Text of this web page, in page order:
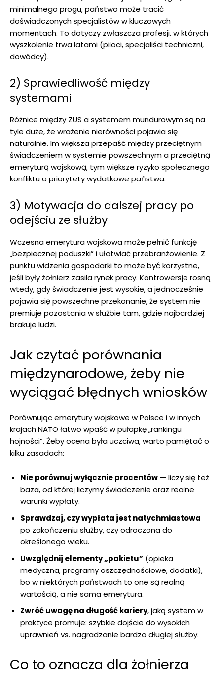
minimalnego progu, państwo może tracić
doświadczonych specjalistów w kluczowych
momentach. To dotyczy zwłaszcza profesji, w których
wyszkolenie trwa latami (piloci, specjaliści techniczni,
dowódcy).
2) Sprawiedliwość między
systemami
Różnice między ZUS a systemem mundurowym są na
tyle duże, że wrażenie nierówności pojawia się
naturalnie. Im większa przepaść między przeciętnym
świadczeniem w systemie powszechnym a przeciętną
emeryturą wojskową, tym większe ryzyko społecznego
konfliktu o priorytety wydatkowe państwa.
3) Motywacja do dalszej pracy po
odejściu ze służby
Wczesna emerytura wojskowa może pełnić funkcję
„bezpiecznej poduszki” i ułatwiać przebranżowienie. Z
punktu widzenia gospodarki to może być korzystne,
jeśli były żołnierz zasila rynek pracy. Kontrowersje rosną
wtedy, gdy świadczenie jest wysokie, a jednocześnie
pojawia się powszechne przekonanie, że system nie
premiuje pozostania w służbie tam, gdzie najbardziej
brakuje ludzi.
Jak czytać porównania
międzynarodowe, żeby nie
wyciągać błędnych wniosków
Porównując emerytury wojskowe w Polsce i w innych
krajach NATO łatwo wpaść w pułapkę „rankingu
hojności”. Żeby ocena była uczciwa, warto pamiętać o
kilku zasadach:
Nie porównuj wyłącznie procentów — liczy się też
baza, od której liczymy świadczenie oraz realne
warunki wypłaty.
Sprawdzaj, czy wypłata jest natychmiastowa
po zakończeniu służby, czy odroczona do
określonego wieku.
Uwzględnij elementy „pakietu” (opieka
medyczna, programy oszczędnościowe, dodatki),
bo w niektórych państwach to one są realną
wartością, a nie sama emerytura.
Zwróć uwagę na długość kariery, jaką system w
praktyce promuje: szybkie dojście do wysokich
uprawnień vs. nagradzanie bardzo długiej służby.
Co to oznacza dla żołnierza